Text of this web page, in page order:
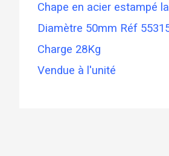
Chape en acier estampé
Diamètre 50mm Réf
Charge 28Kg
Vendue à l'unité